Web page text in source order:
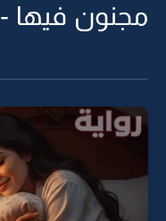
مجنون فيها -1